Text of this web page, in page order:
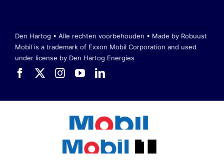
Den Hartog • Alle rechten voorbehouden • Made by Robuust
Mobil is a trademark of Exxon Mobil Corporation and used
under license by Den Hartog Energies